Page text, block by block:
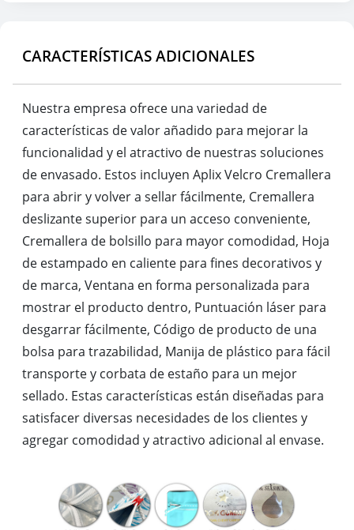
CARACTERÍSTICAS ADICIONALES
Nuestra empresa ofrece una variedad de
características de valor añadido para mejorar la
funcionalidad y el atractivo de nuestras soluciones
de envasado. Estos incluyen Aplix Velcro Cremallera
para abrir y volver a sellar fácilmente, Cremallera
deslizante superior para un acceso conveniente,
Cremallera de bolsillo para mayor comodidad, Hoja
de estampado en caliente para fines decorativos y
de marca, Ventana en forma personalizada para
mostrar el producto dentro, Puntuación láser para
desgarrar fácilmente, Código de producto de una
bolsa para trazabilidad, Manija de plástico para fácil
transporte y corbata de estaño para un mejor
sellado. Estas características están diseñadas para
satisfacer diversas necesidades de los clientes y
agregar comodidad y atractivo adicional al envase.